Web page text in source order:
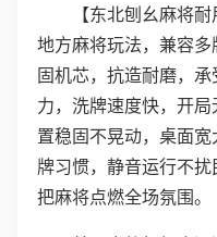
【东北刨幺麻将
地方麻将玩法，兼容
固机芯，抗造耐磨，
力，洗牌速度快，开
置稳固不晃动，桌面
牌习惯，静音运行不
把麻将点燃全场氛围。